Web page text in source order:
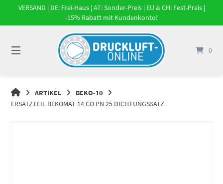
Springe
Inhalt
VERSAND | DE: Frei-Haus | AT: Sonder-Preis | EU & CH: Fest-Preis |
-15% Rabatt mit Kundenkonto!
0
DRUCKLUFT-
ONLINE
ARTIKEL
BEKO-10
ERSATZTEIL BEKOMAT 14 CO PN 25 DICHTUNGSSATZ